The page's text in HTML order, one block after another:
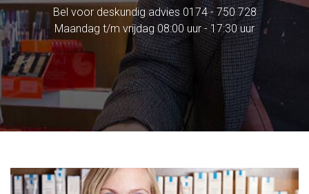
Bel voor deskundig advies 0174 - 750 728
Maandag t/m vrijdag 08:00 uur - 17:30 uur